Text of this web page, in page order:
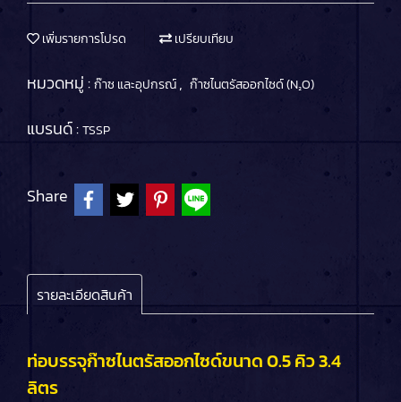
เพิ่มรายการโปรด เปรียบเทียบ
หมวดหมู่ :ก๊าซ และอุปกรณ์, ก๊าซไนตรัสออกไซด์ (N₂O)
แบรนด์ :TSSP
Share
รายละเอียดสินค้า
ท่อบรรจุก๊าซไนตรัสออกไซด์ขนาด 0.5 คิว 3.4
ลิตร